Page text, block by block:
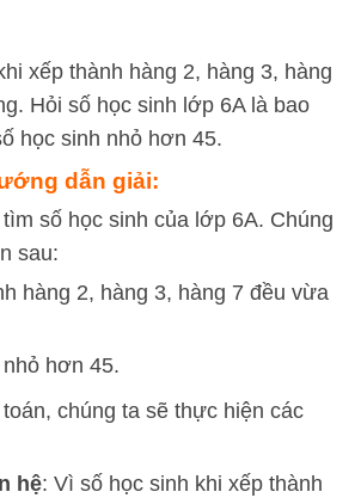
xếp thành hàng 2, hàng 3, hàng
Hỏi số học sinh lớp 6A là bao
học sinh nhỏ hơn 45.
dẫn giải:
số học sinh của lớp 6A. Chúng
sau:
hàng 2, hàng 3, hàng 7 đều vừa
hơn 45.
chúng ta sẽ thực hiện các
hệ: Vì số học sinh khi xếp thành